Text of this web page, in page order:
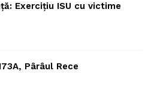
Exercițiu ISU cu victime
Pârâul Rece